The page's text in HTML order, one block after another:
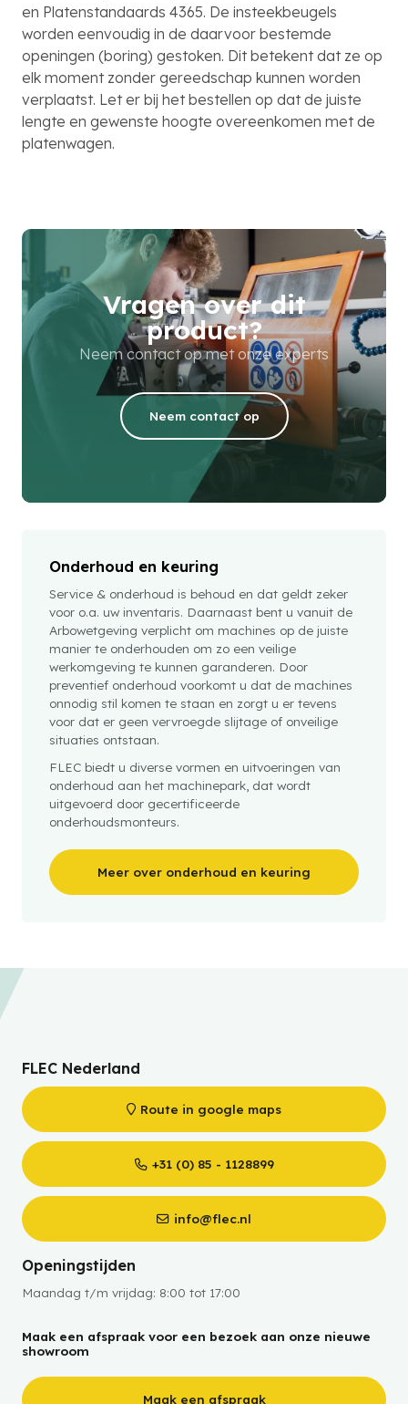
en Platenstandaards 4365. De insteekbeugels
worden eenvoudig in de daarvoor bestemde
openingen (boring) gestoken. Dit betekent dat ze op
elk moment zonder gereedschap kunnen worden
verplaatst. Let er bij het bestellen op dat de juiste
lengte en gewenste hoogte overeenkomen met de
platenwagen.
Vragen over dit
product?
Neem contact op met onze experts
Neem contact op
Onderhoud en keuring
Service & onderhoud is behoud en dat geldt zeker
voor o.a. uw inventaris. Daarnaast bent u vanuit de
Arbowetgeving verplicht om machines op de juiste
manier te onderhouden om zo een veilige
werkomgeving te kunnen garanderen. Door
preventief onderhoud voorkomt u dat de machines
onnodig stil komen te staan en zorgt u er tevens
voor dat er geen vervroegde slijtage of onveilige
situaties ontstaan.
FLEC biedt u diverse vormen en uitvoeringen van
onderhoud aan het machinepark, dat wordt
uitgevoerd door gecertificeerde
onderhoudsmonteurs.
Meer over onderhoud en keuring
FLEC Nederland
Route in google maps
+31 (0) 85 - 1128899
info@flec.nl
Openingstijden
Maandag t/m vrijdag: 8:00 tot 17:00
Maak een afspraak voor een bezoek aan onze nieuwe
showroom
Maak een afspraak